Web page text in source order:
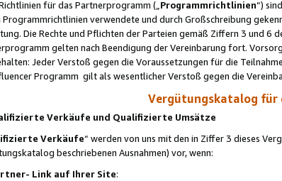
für das Partnerprogramm („Programmrichtlinien“)
Programmrichtlinien verwendete und durch Großschreibung
Die Rechte und Pflichten der Parteien gemäß Ziffern 3 und
gelten nach Beendigung der Vereinbarung fort.
Jeder Verstoß gegen die Voraussetzungen für die
Programm gilt als wesentlicher Verstoß gegen die
Vergütungskatalog für
Verkäufe und Qualifizierte Umsätze
Verkäufe“ werden von uns mit den in Ziffer 3 dieses
beschriebenen Ausnahmen) vor, wenn:
Link auf Ihrer Site: